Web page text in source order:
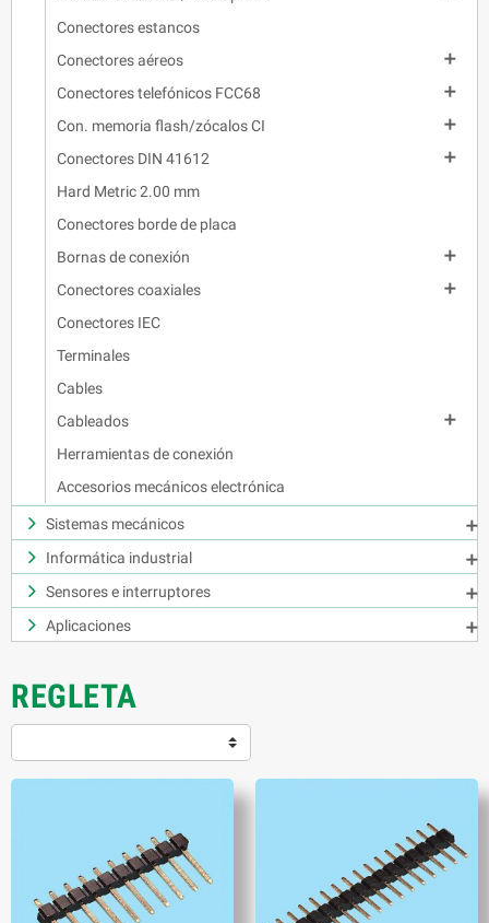
Conectores estancos
Conectores aéreos

Conectores telefónicos FCC68

Con. memoria flash/zócalos CI

Conectores DIN 41612

Hard Metric 2.00 mm
Conectores borde de placa
Bornas de conexión

Conectores coaxiales

Conectores IEC
Terminales
Cables
Cableados

Herramientas de conexión
Accesorios mecánicos electrónica
Sistemas mecánicos

Informática industrial

Sensores e interruptores

Aplicaciones

REGLETA